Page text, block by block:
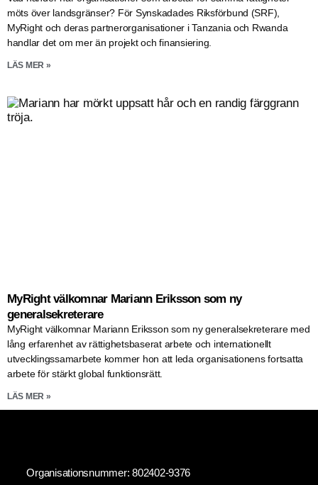
möts över landsgränser? För Synskadades Riksförbund (SRF),
MyRight och deras partnerorganisationer i Tanzania och Rwanda
handlar det om mer än projekt och finansiering.
LÄS MER »
MyRight välkomnar Mariann Eriksson som ny
generalsekreterare
MyRight välkomnar Mariann Eriksson som ny generalsekreterare med
lång erfarenhet av rättighetsbaserat arbete och internationellt
utvecklingssamarbete kommer hon att leda organisationens fortsatta
arbete för stärkt global funktionsrätt.
LÄS MER »
Organisationsnummer: 802402-9376